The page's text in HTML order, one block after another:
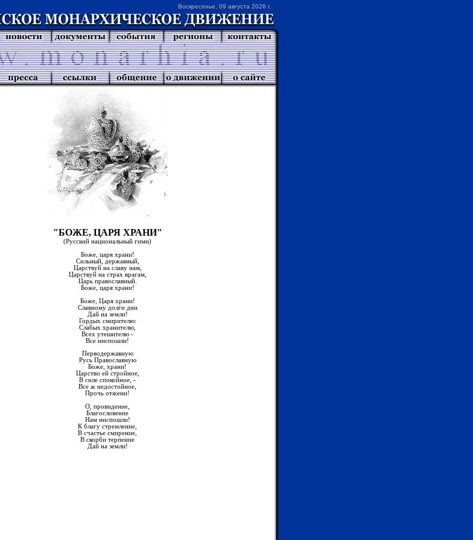
Воскресенье, 09 августа 2026 г.
"БОЖЕ, ЦАРЯ ХРАНИ"
(Русский национальный гимн)
Боже, царя храни!
Сильный, державный,
Царствуй на славу нам,
Царствуй на страх врагам,
Царь православный.
Боже, царя храни!
Боже, Царя храни!
Славному долги дни
Дай на земли!
Гордых смирителю:
Слабых хранителю,
Всех утешителю -
Все ниспошли!
Перводержавную
Русь Православную
Боже, храни!
Царство ей стройное,
В силе спокойное, -
Все ж недостойное,
Прочь отжени!
О, провидение,
Благословение
Нам ниспошли!
К благу стремление,
В счастье смирение,
В скорби терпение
Дай на земли!